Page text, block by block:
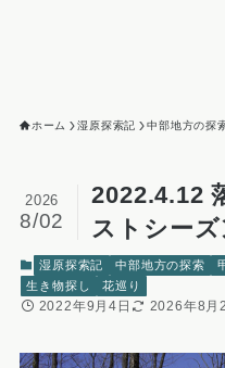
ホーム 湿原探索記 中部地方の探
2022.4.12
ストシーズ
2026
8/02
湿原探索記 中部地方の探索
生き物探し
花巡り
2022年9月4日 2026年8月